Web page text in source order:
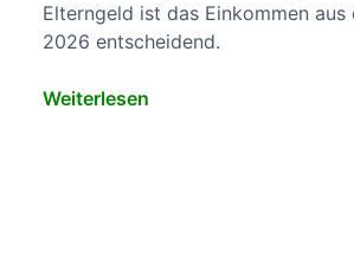
Elterngeld ist das Einkommen aus
2026 entscheidend.
Weiterlesen